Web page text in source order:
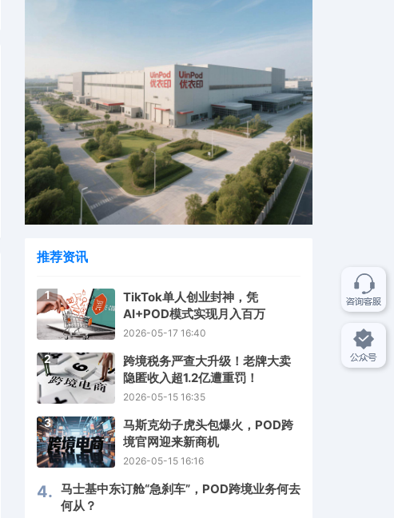
推荐资讯
1
TikTok单人创业封神，凭
AI+POD模式实现月入百万
2026-05-17 16:40
2
跨境税务严查大升级！老牌大卖
隐匿收入超1.2亿遭重罚！
2026-05-15 16:35
3
马斯克幼子虎头包爆火，POD跨
境官网迎来新商机
2026-05-15 16:16
4. 马士基中东订舱“急刹车”，POD跨境业务何去
何从？